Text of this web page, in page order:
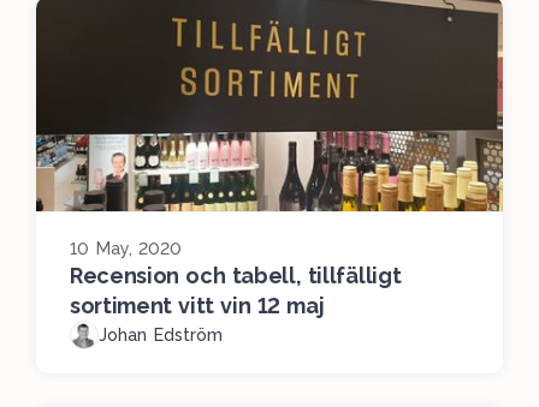
10 May, 2020
Recension och tabell, tillfälligt
sortiment vitt vin 12 maj
Johan Edström